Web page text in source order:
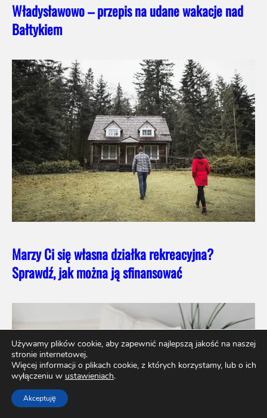
Władysławowo – przepis na udane wakacje nad
Bałtykiem
Marzy Ci się własna działka rekreacyjna?
Sprawdź, jak można ją sfinansować
Używamy plików cookie, aby zapewnić najlepszą jakość na naszej
stronie internetowej.
Więcej informacji o plikach cookie, z których korzystamy, lub o ich
wyłączeniu w ustawieniach.
Akceptuję